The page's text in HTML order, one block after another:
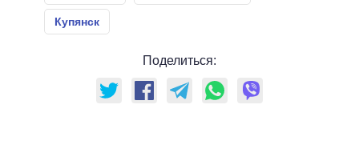
Купянск
Поделиться: